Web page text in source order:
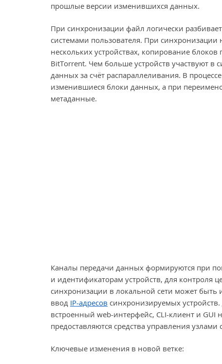
прошлые версии изменившихся данных.
При синхронизации файл логически
системами пользователя. При
нескольких устройствах, копирование
BitTorrent. Чем больше устройств участвуют в
данных за счёт распараллеливания. В
изменившиеся блоки данных, а при
метаданные.
Каналы передачи данных формируются при
и идентификаторам устройств, для контроля
синхронизации в локальной сети может быть
ввод IP-адресов синхронизируемых
встроенный web-интерфейс, CLI-клиент и GUI
предоставляются средства управления
Ключевые изменения в новой ветке: